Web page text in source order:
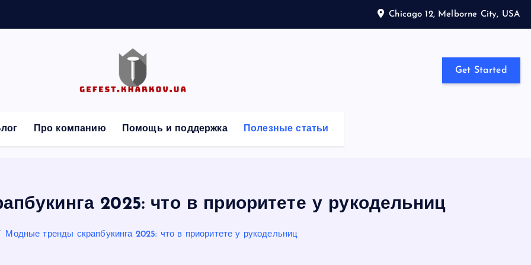
Chicago 12, Melborne City, USA
Get Started
Про компанию Помощь и поддержка Полезные статьи
2025: что в приоритете у рукодельниц
Модные тренды скрапбукинга 2025: что в приоритете у рукодельниц